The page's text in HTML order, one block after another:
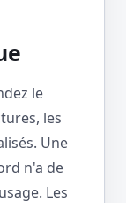
le
les
Une
n'a de
Les